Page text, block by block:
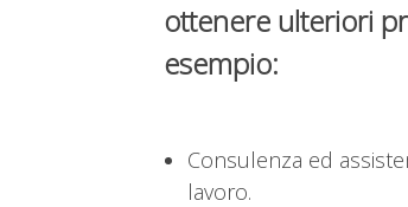
ottenere ulteriori
esempio:
Consulenza ed
lavoro.